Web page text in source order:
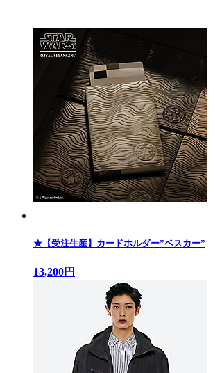
★【受注生産】カードホルダー”ベスカー”
13,200円